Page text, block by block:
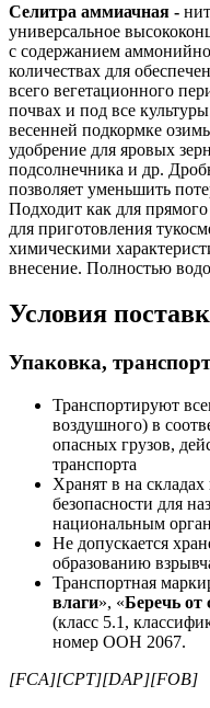
Селитра аммиачная -
универсальное
с содержанием
количествах для
всего вегетационного
почвах и под все
весенней подкормке
удобрение для яровых
подсолнечника и др.
позволяет уменьшить
Подходит как для
для приготовления
химическими
внесение. Полностью
Условия
Упаковка,
Транспортируют
воздушного) в
опасных грузов,
транспорта
Хранят в на
безопасности для
национальным
Не допускается
образованию
Транспортная
влаги», «Беречь от
(класс 5.1,
номер ООН 2067.
[FCA][CPT][DAP][FOB]